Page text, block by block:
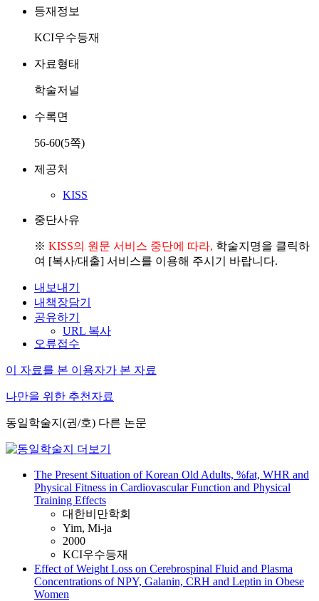
등재정보
KCI우수등재
자료형태
학술저널
수록면
56-60(5쪽)
제공처
KISS
중단사유
※ KISS의 원문 서비스 중단에 따라, 학술지명을 클릭하
여 [복사/대출] 서비스를 이용해 주시기 바랍니다.
내보내기
내책장담기
공유하기
URL 복사
오류접수
이 자료를 본 이용자가 본 자료
나만을 위한 추천자료
동일학술지(권/호) 다른 논문
The Present Situation of Korean Old Adults, %fat, WHR and
Physical Fitness in Cardiovascular Function and Physical
Training Effects
대한비만학회
Yim, Mi-ja
2000
KCI우수등재
Effect of Weight Loss on Cerebrospinal Fluid and Plasma
Concentrations of NPY, Galanin, CRH and Leptin in Obese
Women